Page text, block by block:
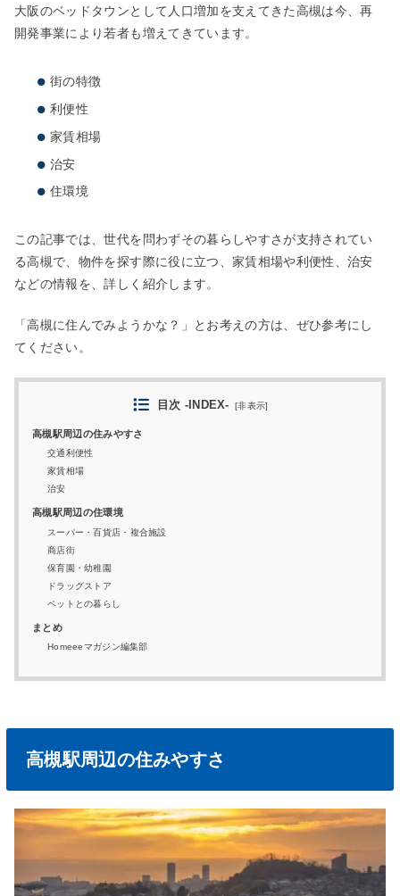
大阪のベッドタウンとして人口増加を支えてきた高槻は今、再
開発事業により若者も増えてきています。
街の特徴
利便性
家賃相場
治安
住環境
この記事では、世代を問わずその暮らしやすさが支持されてい
る高槻で、物件を探す際に役に立つ、家賃相場や利便性、治安
などの情報を、詳しく紹介します。
「高槻に住んでみようかな？」とお考えの方は、ぜひ参考にし
てください。
目次 -INDEX- [非表示]
高槻駅周辺の住みやすさ
交通利便性
家賃相場
治安
高槻駅周辺の住環境
スーパー・百貨店・複合施設
商店街
保育園・幼稚園
ドラッグストア
ペットとの暮らし
まとめ
Homeeeマガジン編集部
高槻駅周辺の住みやすさ